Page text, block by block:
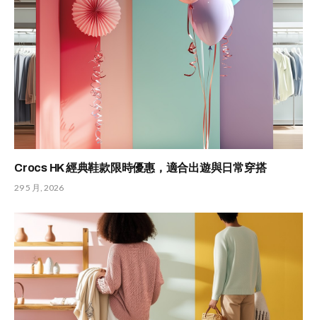
Crocs HK 經典鞋款限時優惠，適合出遊與日常穿搭
29 5 月, 2026